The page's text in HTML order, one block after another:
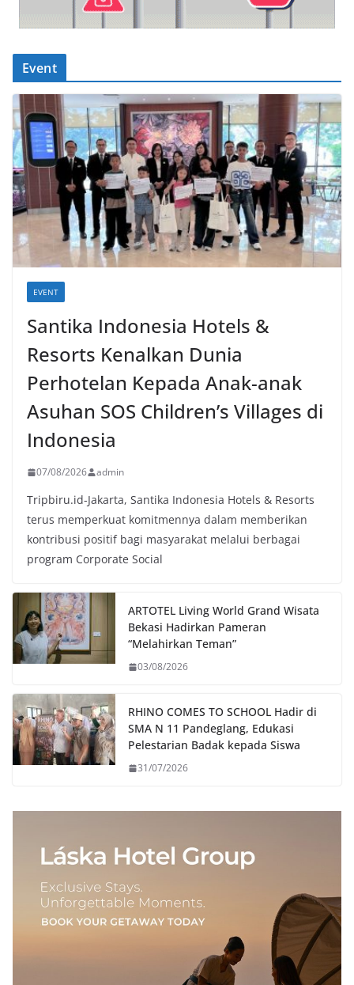
Event
EVENT
Santika Indonesia Hotels &
Resorts Kenalkan Dunia
Perhotelan Kepada Anak-anak
Asuhan SOS Children’s Villages di
Indonesia
07/08/2026 admin
Tripbiru.id-Jakarta, Santika Indonesia Hotels & Resorts
terus memperkuat komitmennya dalam memberikan
kontribusi positif bagi masyarakat melalui berbagai
program Corporate Social
ARTOTEL Living World Grand Wisata
Bekasi Hadirkan Pameran
“Melahirkan Teman”
03/08/2026
RHINO COMES TO SCHOOL Hadir di
SMA N 11 Pandeglang, Edukasi
Pelestarian Badak kepada Siswa
31/07/2026